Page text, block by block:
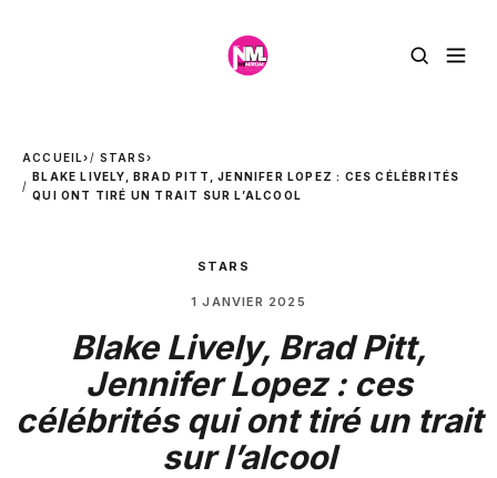
ACCUEIL› STARS›
BLAKE LIVELY, BRAD PITT, JENNIFER LOPEZ : CES CÉLÉBRITÉS
QUI ONT TIRÉ UN TRAIT SUR L’ALCOOL
STARS
1 JANVIER 2025
Blake Lively, Brad Pitt,
Jennifer Lopez : ces
célébrités qui ont tiré un trait
sur l’alcool